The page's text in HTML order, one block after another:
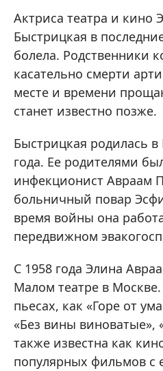
Актриса театра и кино
Быстрицкая в
болела. Родственники
касательно смерти
месте и времени
станет известно позже.
Быстрицкая родилась в
года. Ее родителями
инфекционист Авраам
больничный повар
время войны она
передвижном
С 1958 года Элина
Малом театре в
пьесах, как «Горе от
«Без вины
также известна как
популярных фильмов с